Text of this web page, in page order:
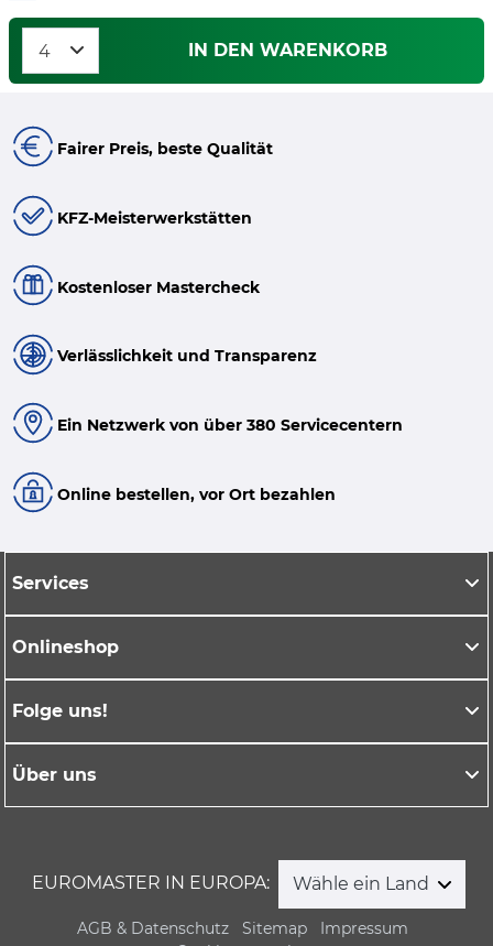
IN DEN WARENKORB
Fairer Preis, beste Qualität
KFZ-Meisterwerkstätten
Kostenloser Mastercheck
Verlässlichkeit und Transparenz
Ein Netzwerk von über 380 Servicecentern
Online bestellen, vor Ort bezahlen
Services
Onlineshop
Folge uns!
Über uns
EUROMASTER IN EUROPA: Wähle ein Land
AGB & Datenschutz Sitemap
Impressum